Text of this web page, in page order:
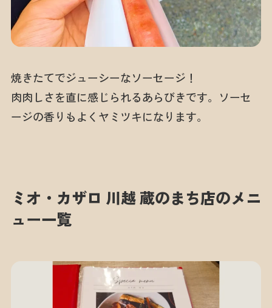
焼きたてでジューシーなソーセージ！
肉肉しさを直に感じられるあらびきです。ソーセ
ージの香りもよくヤミツキになります。
ミオ・カザロ 川越 蔵のまち店のメニ
ュー一覧